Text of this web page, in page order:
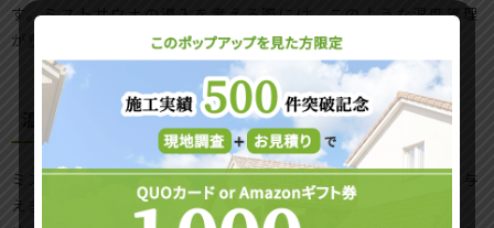
す。ミストサウナの導入を考える際には、このような湿度管理
が重要なポイントとなるでしょう。
温かさが心身に与えるポジティブな影響
ミストサウナの温かさは、心身に多くのポジティブな影響を与
えます。温かい環境は血行を促進し、筋肉の緊張をほぐすた